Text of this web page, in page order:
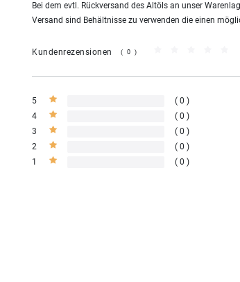
Bei dem evtl. Rückversand des Altöls an unser
Versand sind Behältnisse zu verwenden die einen
Kundenrezensionen (0)
5
0
4
0
3
0
2
0
1
0